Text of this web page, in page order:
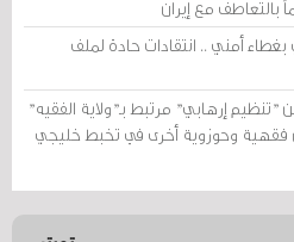
أمني .. انتقادات حادة لملف
"تنظيم إرهابي" مرتبط بـ"ولاية الفقيه"
وحوزوية أخرى في تخبط خليجي